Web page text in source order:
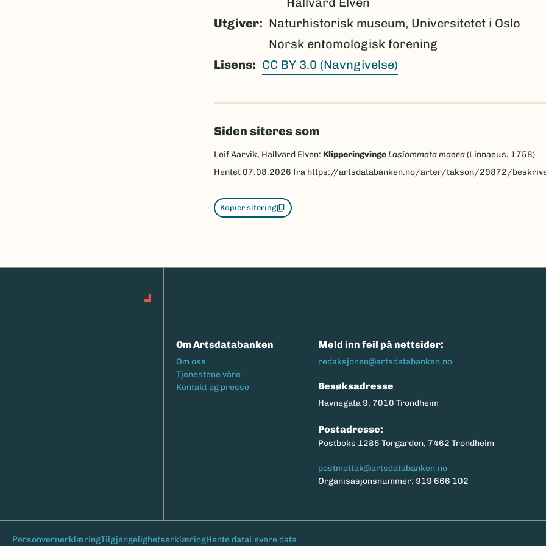
Utgiver
Naturhistorisk museum, Universitetet i Oslo
Norsk entomologisk forening
Lisens
CC BY 3.0 (Navngivelse)
Siden siteres som
Leif Aarvik, Hallvard Elven: KlipperingvingeLasiommata maera(Linnaeus, 1758)
Hentet 07.08.2026 fra https://artsdatabanken.no/arter/takson/29872/
Kopier sitering
Om Artsdatabanken
Footermeny
Om oss
Tjenestene våre
Kontakt og presse
Meld inn feil på nettsider:
redaksjonen@artsdatabanken.no
Besøksadresse
Havnegata 9, 7010 Trondheim
Postadresse:
Postboks 1285 Torgarden, 7462 Trondheim
postmottak@artsdatabanken.no
Organisasjonsnummer: 919 666 102
Bunntekst
PersonvernerklæringTilgjengelighetserklæringHente dataLevere data